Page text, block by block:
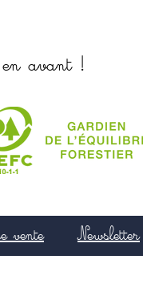
avant !
vente Newsletter